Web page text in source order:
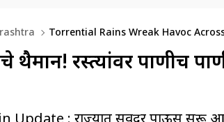
Torrential Rains Wreak Havoc
थैमान! रस्त्यांवर पाणीच
: राज्यात सर्वदूर पाऊस सुरू आहे.